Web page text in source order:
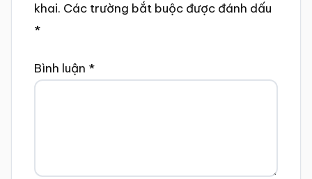
khai. Các trường bắt buộc được đánh dấu
*
Bình luận *